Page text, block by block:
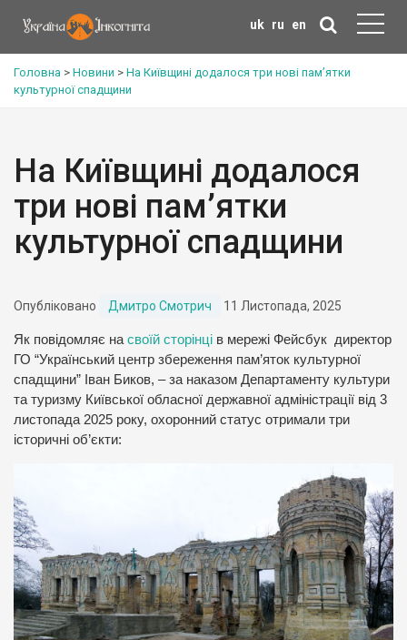
uk ru en
Головна > Новини > На Київщині додалося три нові пам’ятки
культурної спадщини
На Київщині додалося
три нові пам’ятки
культурної спадщини
Опубліковано Дмитро Смотрич 11 Листопада, 2025
Як повідомляє на своїй сторінці в мережі Фейсбук директор
ГО “Український центр збереження пам’яток культурної
спадщини” Іван Биков, – за наказом Департаменту культури
та туризму Київської обласної державної адміністрації від 3
листопада 2025 року, охоронний статус отримали три
історичні об’єкти: